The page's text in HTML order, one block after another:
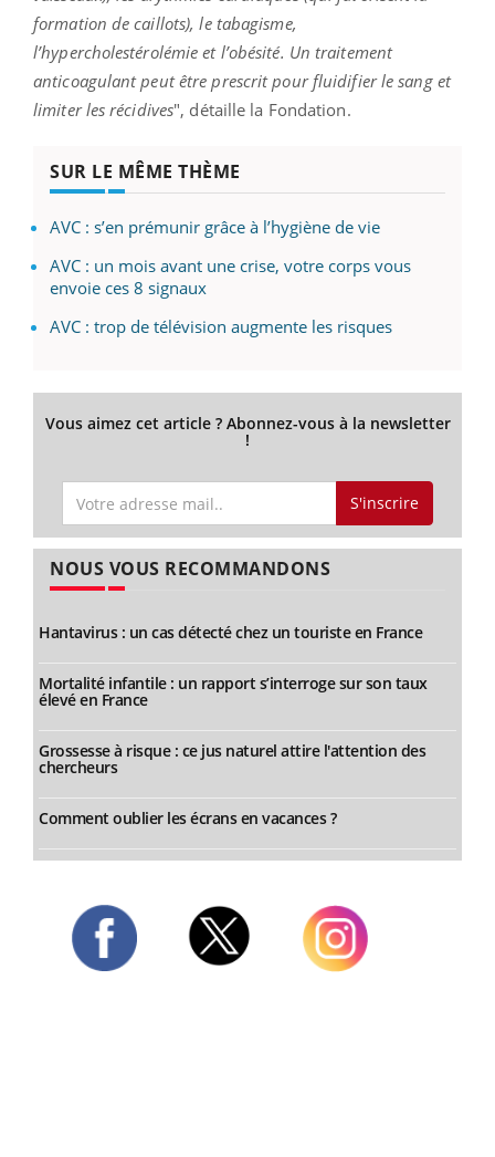
formation de caillots), le tabagisme,
l’hypercholestérolémie et l’obésité. Un traitement
anticoagulant peut être prescrit pour fluidifier le sang et
limiter les récidives", détaille la Fondation.
SUR LE MÊME THÈME
AVC : s’en prémunir grâce à l’hygiène de vie
AVC : un mois avant une crise, votre corps vous
envoie ces 8 signaux
AVC : trop de télévision augmente les risques
Vous aimez cet article ? Abonnez-vous à la newsletter
!
S'inscrire
NOUS VOUS RECOMMANDONS
Hantavirus : un cas détecté chez un touriste en France
Mortalité infantile : un rapport s’interroge sur son taux
élevé en France
Grossesse à risque : ce jus naturel attire l'attention des
chercheurs
Comment oublier les écrans en vacances ?